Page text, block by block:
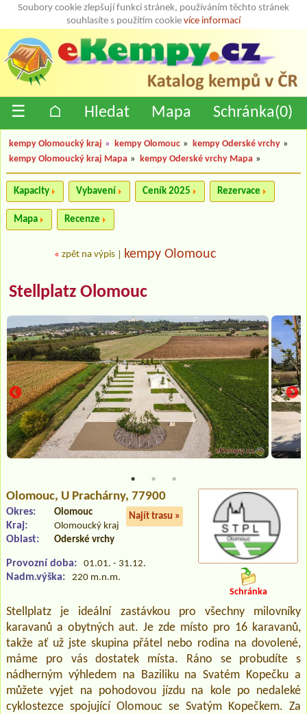
Soubory cookie zlepšují funkci stránek, používáním těchto stránek
souhlasíte s použitím cookie více informací
☰ ⌂ Hledat Mapa Schránka(0)
kempy Olomoucký kraj » kempy Olomouc » kempy Oderské vrchy »
kempy Olomoucký kraj Mapa » kempy Oderské vrchy Mapa »
Kapacity Vybavení Ceník 2025 Rezervace
Mapa Recenze
« zpět na výpis kempy Olomouc
Stellplatz Olomouc
Olomouc, U Prachárny, 77900
Najít trasu »
Okres: Olomouc
Kraj: Olomoucký kraj
Oblast: Oderské vrchy
Provozní doba: 01.01. - 31.12.
Nadm.výška:
220 m.n.m.
Schránka
Stellplatz je ideální zastávkou pro všechny milovníky
karavanů a obytných aut. Je zde místo pro 16 karavanů,
takže ať už jste skupina přátel nebo rodina na dovolené,
máme pro vás dostatek místa. Ráno se probudíte s
nádherným výhledem na Baziliku na Svatém Kopečku a
můžete vyjet na pohodovou jízdu na kole po nedaleké
cyklostezce spojující Olomouc se Svatým Kopečkem. Za